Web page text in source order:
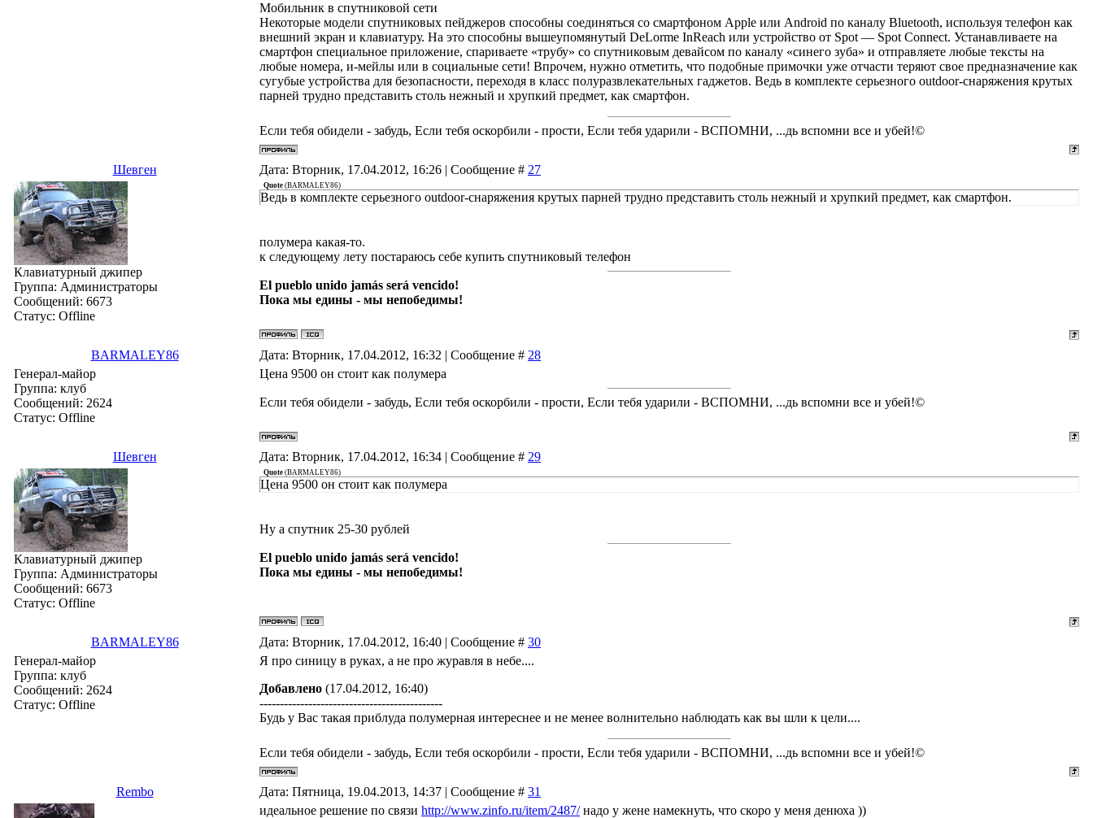
Мобильник в спутниковой сети
Некоторые модели спутниковых пейджеров способны соединяться со смартфоном Apple или Android по каналу Bluetooth, используя телефон как
внешний экран и клавиатуру. На это способны вышеупомянутый DeLorme InReach или устройство от Spot — Spot Connect. Устанавливаете на
смартфон специальное приложение, спариваете «трубу» со спутниковым девайсом по каналу «синего зуба» и отправляете любые тексты на
любые номера, и-мейлы или в социальные сети! Впрочем, нужно отметить, что подобные примочки уже отчасти теряют свое предназначение как
сугубые устройства для безопасности, переходя в класс полуразвлекательных гаджетов. Ведь в комплекте серьезного outdoor-снаряжения крутых
парней трудно представить столь нежный и хрупкий предмет, как смартфон.
Если тебя обидели - забудь, Если тебя оскорбили - прости, Если тебя ударили - ВСПОМНИ, ...дь вспомни все и убей!©
Шевген Дата: Вторник, 17.04.2012, 16:26 | Сообщение # 27
Клавиатурный джипер
Группа: Администраторы
Сообщений: 6673
Статус: Offline
Quote (BARMALEY86)
Ведь в комплекте серьезного outdoor-снаряжения крутых парней трудно представить столь нежный и хрупкий предмет, как смартфон.
полумера какая-то.
к следующему лету постараюсь себе купить спутниковый телефон
El pueblo unido jamás será vencido!
Пока мы едины - мы непобедимы!
BARMALEY86 Дата: Вторник, 17.04.2012, 16:32 | Сообщение # 28
Генерал-майор
Группа: клуб
Сообщений: 2624
Статус: Offline
Цена 9500 он стоит как полумера
Если тебя обидели - забудь, Если тебя оскорбили - прости, Если тебя ударили - ВСПОМНИ, ...дь вспомни все и убей!©
Шевген Дата: Вторник, 17.04.2012, 16:34 | Сообщение # 29
Клавиатурный джипер
Группа: Администраторы
Сообщений: 6673
Статус: Offline
Quote (BARMALEY86)
Цена 9500 он стоит как полумера
Ну а спутник 25-30 рублей
El pueblo unido jamás será vencido!
Пока мы едины - мы непобедимы!
BARMALEY86 Дата: Вторник, 17.04.2012, 16:40 | Сообщение # 30
Генерал-майор
Группа: клуб
Сообщений: 2624
Статус: Offline
Я про синицу в руках, а не про журавля в небе....
Добавлено (17.04.2012, 16:40)
---------------------------------------------
Будь у Вас такая приблуда полумерная интереснее и не менее волнительно наблюдать как вы шли к цели....
Если тебя обидели - забудь, Если тебя оскорбили - прости, Если тебя ударили - ВСПОМНИ, ...дь вспомни все и убей!©
Rembo Дата: Пятница, 19.04.2013, 14:37 | Сообщение # 31
идеальное решение по связи http://www.zinfo.ru/item/2487/надо у жене намекнуть, что скоро у меня денюха ))